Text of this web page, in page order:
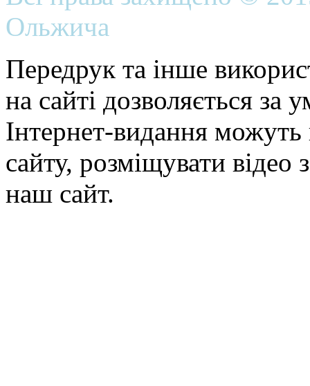
Ольжича
Передрук та інше
на сайті дозволяється
Інтернет-видання можуть
сайту, розміщувати відео
наш сайт.